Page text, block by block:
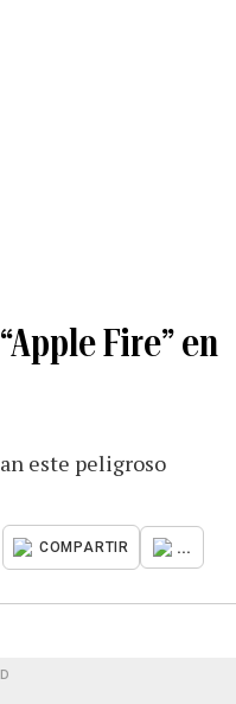
Fire” en
este peligroso
COMPARTIR ...